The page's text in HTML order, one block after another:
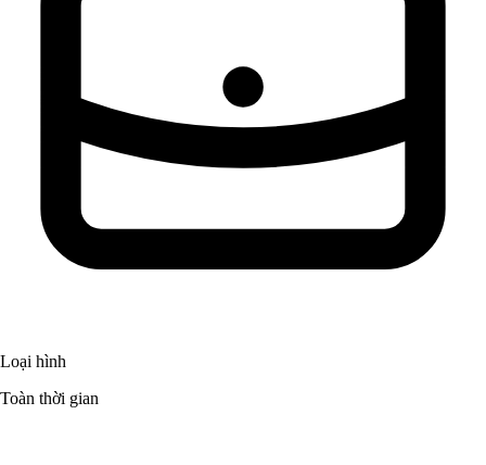
Loại hình
Toàn thời gian